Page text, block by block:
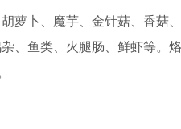
卜、魔芋、金针菇、香菇、
、鱼类、火腿肠、鲜虾等。